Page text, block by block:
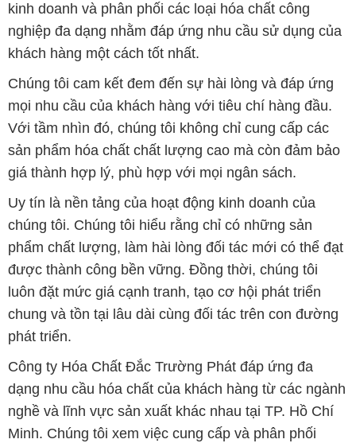
kinh doanh và phân phối các loại hóa chất công
nghiệp đa dạng nhằm đáp ứng nhu cầu sử dụng của
khách hàng một cách tốt nhất.
Chúng tôi cam kết đem đến sự hài lòng và đáp ứng
mọi nhu cầu của khách hàng với tiêu chí hàng đầu.
Với tầm nhìn đó, chúng tôi không chỉ cung cấp các
sản phẩm hóa chất chất lượng cao mà còn đảm bảo
giá thành hợp lý, phù hợp với mọi ngân sách.
Uy tín là nền tảng của hoạt động kinh doanh của
chúng tôi. Chúng tôi hiểu rằng chỉ có những sản
phẩm chất lượng, làm hài lòng đối tác mới có thể đạt
được thành công bền vững. Đồng thời, chúng tôi
luôn đặt mức giá cạnh tranh, tạo cơ hội phát triển
chung và tồn tại lâu dài cùng đối tác trên con đường
phát triển.
Công ty Hóa Chất Đắc Trường Phát đáp ứng đa
dạng nhu cầu hóa chất của khách hàng từ các ngành
nghề và lĩnh vực sản xuất khác nhau tại TP. Hồ Chí
Minh. Chúng tôi xem việc cung cấp và phân phối